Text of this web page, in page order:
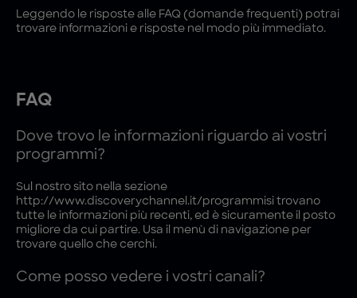
Leggendo le risposte alle FAQ (domande frequenti) potrai
trovare informazioni e risposte nel modo più immediato.
FAQ
Dove trovo le informazioni riguardo ai vostri
programmi?
Sul nostro sito nella sezione
http://www.discoverychannel.it/programmisi trovano
tutte le informazioni più recenti, ed è sicuramente il posto
migliore da cui partire. Usa il menù di navigazione per
trovare quello che cerchi.
Come posso vedere i vostri canali?